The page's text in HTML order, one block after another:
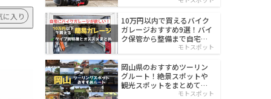
に入り
10万円以内で買えるバイク
ガレージおすすめ9選！バイ
ク保管から整備まで自宅で
モトスポット
岡山県のおすすめツーリン
グルート！絶景スポットや
観光スポットをまとめて紹
モトスポット